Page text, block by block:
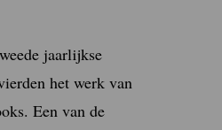
jaarlijkse
het werk van
Een van de